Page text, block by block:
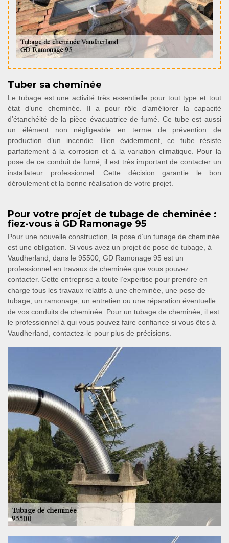
Tuber sa cheminée
Le tubage est une activité très essentielle pour tout type et tout
état d’une cheminée. Il a pour rôle d’améliorer la capacité
d’étanchéité de la pièce évacuatrice de fumé. Ce tube est aussi
un élément non négligeable en terme de prévention de
production d’un incendie. Bien évidemment, ce tube résiste
parfaitement à la corrosion et à la variation climatique. Pour la
pose de ce conduit de fumé, il est très important de contacter un
installateur professionnel. Cette décision garantie le bon
déroulement et la bonne réalisation de votre projet.
Pour votre projet de tubage de cheminée :
fiez-vous à GD Ramonage 95
Pour une nouvelle construction, la pose d’un tunage de cheminée
est une obligation. Si vous avez un projet de pose de tubage, à
Vaudherland, dans le 95500, GD Ramonage 95 est un
professionnel en travaux de cheminée que vous pouvez
contacter. Cette entreprise a toute l’expertise pour prendre en
charge tous les travaux relatifs à une cheminée, une pose de
tubage, un ramonage, un entretien ou une réparation éventuelle
de vos conduits de cheminée. Pour un tubage de cheminée, il est
le professionnel à qui vous pouvez faire confiance si vous êtes à
Vaudherland, contactez-le pour plus de précisions.